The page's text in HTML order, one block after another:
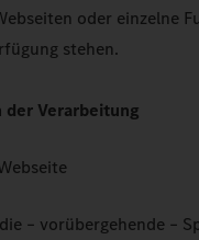
oder einzelne
stehen.
der Verarbeitung
– vorübergehende –